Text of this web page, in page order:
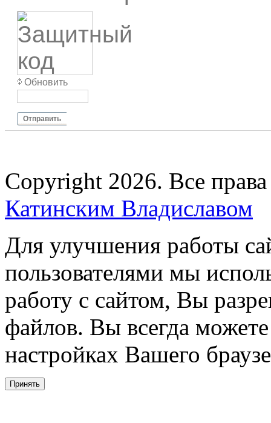
Обновить
Отправить
Copyright 2026. Все
Катинским Владиславом
Для улучшения работы
пользователями мы
работу с сайтом, Вы
файлов. Вы всегда
настройках Вашего
Принять